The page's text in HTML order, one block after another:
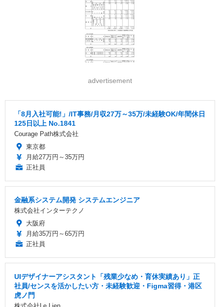
advertisement
「8月入社可能!」/IT事務/月収27万～35万/未経験OK/年間休日
125日以上 No.1841
Courage Path株式会社
東京都
月給27万円～35万円
正社員
金融系システム開発 システムエンジニア
株式会社インターテクノ
大阪府
月給35万円～65万円
正社員
UIデザイナーアシスタント「残業少なめ・育休実績あり」正
社員/センスを活かしたい方・未経験歓迎・Figma習得・港区
虎ノ門